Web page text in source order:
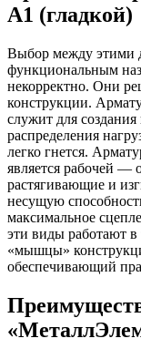
А1 (гладкой)
Выбор между этими
функциональным
некорректно. Они
конструкции.
служит для создания
распределения
легко гнется.
является рабочей —
растягивающие и
несущую
максимальное
эти виды работают
«мышцы»
обеспечивающий